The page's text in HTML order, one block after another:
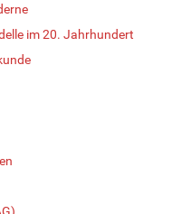
im 20. Jahrhundert